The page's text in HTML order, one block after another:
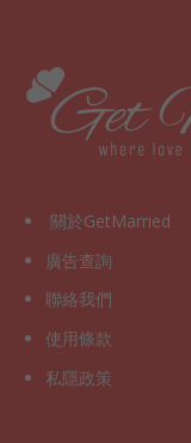
關於GetMarried
廣告查詢
聯絡我們
使用條款
私隱政策